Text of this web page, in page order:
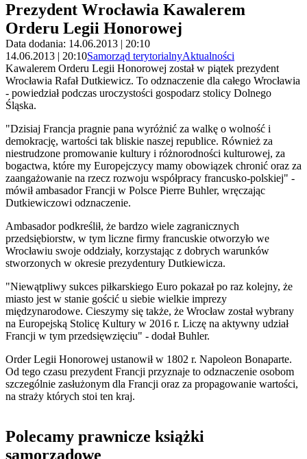
Prezydent Wrocławia Kawalerem
Orderu Legii Honorowej
Data dodania: 14.06.2013 | 20:10
14.06.2013 | 20:10Samorząd terytorialnyAktualności
Kawalerem Orderu Legii Honorowej został w piątek prezydent
Wrocławia Rafał Dutkiewicz. To odznaczenie dla całego Wrocławia
- powiedział podczas uroczystości gospodarz stolicy Dolnego
Śląska.
"Dzisiaj Francja pragnie pana wyróżnić za walkę o wolność i
demokrację, wartości tak bliskie naszej republice. Również za
niestrudzone promowanie kultury i różnorodności kulturowej, za
bogactwa, które my Europejczycy mamy obowiązek chronić oraz za
zaangażowanie na rzecz rozwoju współpracy francusko-polskiej" -
mówił ambasador Francji w Polsce Pierre Buhler, wręczając
Dutkiewiczowi odznaczenie.
Ambasador podkreślił, że bardzo wiele zagranicznych
przedsiębiorstw, w tym liczne firmy francuskie otworzyło we
Wrocławiu swoje oddziały, korzystając z dobrych warunków
stworzonych w okresie prezydentury Dutkiewicza.
"Niewątpliwy sukces piłkarskiego Euro pokazał po raz kolejny, że
miasto jest w stanie gościć u siebie wielkie imprezy
międzynarodowe. Cieszymy się także, że Wrocław został wybrany
na Europejską Stolicę Kultury w 2016 r. Liczę na aktywny udział
Francji w tym przedsięwzięciu" - dodał Buhler.
Order Legii Honorowej ustanowił w 1802 r. Napoleon Bonaparte.
Od tego czasu prezydent Francji przyznaje to odznaczenie osobom
szczególnie zasłużonym dla Francji oraz za propagowanie wartości,
na straży których stoi ten kraj.
Polecamy prawnicze książki
samorządowe